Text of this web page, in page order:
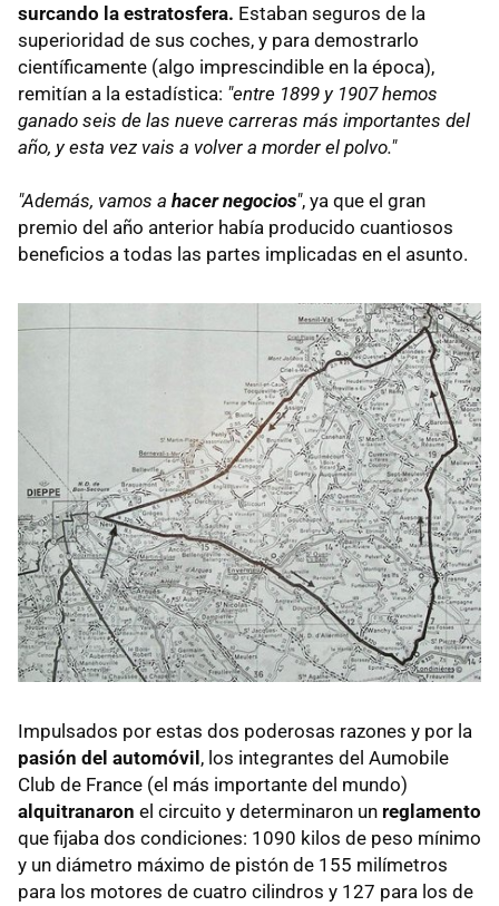
surcando la estratosfera. Estaban seguros de la
superioridad de sus coches, y para demostrarlo
científicamente (algo imprescindible en la época),
remitían a la estadística: "entre 1899 y 1907 hemos
ganado seis de las nueve carreras más importantes del
año, y esta vez vais a volver a morder el polvo."
"Además, vamos a hacer negocios", ya que el gran
premio del año anterior había producido cuantiosos
beneficios a todas las partes implicadas en el asunto.
Impulsados por estas dos poderosas razones y por la
pasión del automóvil , los integrantes del Aumobile
Club de France (el más importante del mundo)
alquitranaron el circuito y determinaron un reglamento
que fijaba dos condiciones: 1090 kilos de peso mínimo
y un diámetro máximo de pistón de 155 milímetros
para los motores de cuatro cilindros y 127 para los de